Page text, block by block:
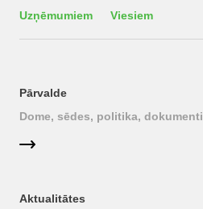
Uzņēmumiem Viesiem
Pārvalde
Dome, sēdes, politika, dokumenti
Aktualitātes